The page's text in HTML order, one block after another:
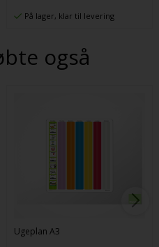
På lager, klar til levering
også
Ugeplan A3